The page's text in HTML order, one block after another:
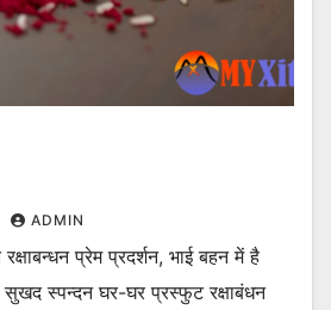
ADMIN
प्रेम प्रदर्शन, भाई बहन में है
स्पन्दन घर-घर प्रस्फुट रक्षाबंधन